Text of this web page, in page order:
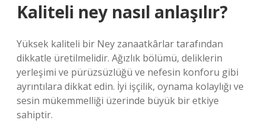
Kaliteli ney nasıl anlaşılır?
Yüksek kaliteli bir Ney zanaatkârlar tarafından
dikkatle üretilmelidir. Ağızlık bölümü, deliklerin
yerleşimi ve pürüzsüzlüğü ve nefesin konforu gibi
ayrıntılara dikkat edin. İyi işçilik, oynama kolaylığı ve
sesin mükemmelliği üzerinde büyük bir etkiye
sahiptir.